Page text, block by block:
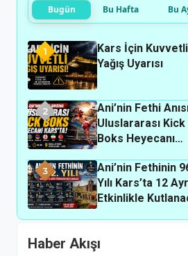
Bugün Bu Hafta Bu
1
Kars İçin Kuvvetli
Yağış Uyarısı
2
Ani’nin Fethi
Uluslararası Kick
Boks Heyecanı
3
Ani’nin Fethinin
Yılı Kars’ta 12
Etkinlikle
Haber Akışı